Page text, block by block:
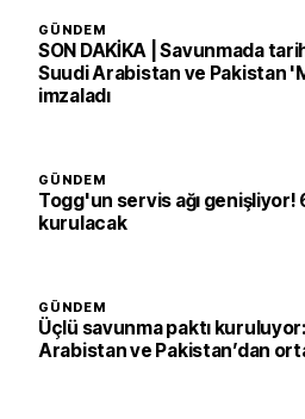
GÜNDEM
SON DAKİKA | Savunmada
Suudi Arabistan ve Pakistan
imzaladı
GÜNDEM
Togg'un servis ağı genişliyor!
kurulacak
GÜNDEM
Üçlü savunma paktı
Arabistan ve Pakistan’dan